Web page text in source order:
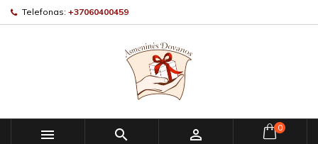
Telefonas: +37060400459
   0